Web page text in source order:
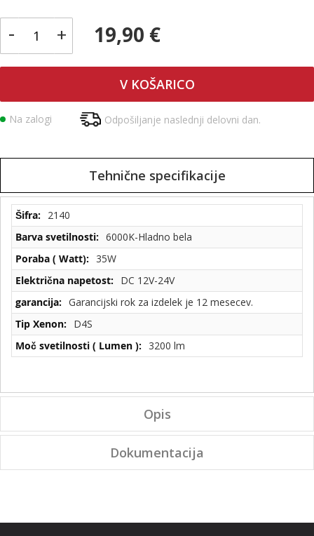
- + 19,90 €
V KOŠARICO
Na zalogi Odpošiljanje naslednji delovni dan.
Tehnične specifikacije
Tehnične
specifikacije
2140
6000K-Hladno bela
35W
DC 12V-24V
Garancijski rok za izdelek je 12 mesecev.
D4S
3200 lm
Opis
Dokumentacija